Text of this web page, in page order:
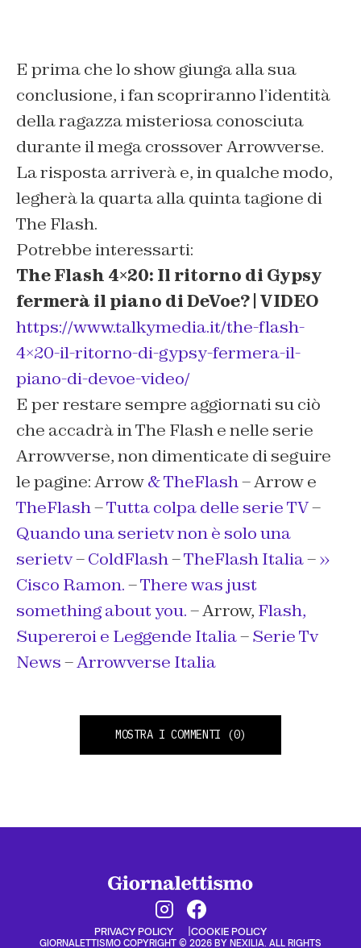
E prima che lo show giunga alla sua
conclusione, i fan scopriranno l’identità
della ragazza misteriosa conosciuta
durante il mega crossover Arrowverse.
La risposta arriverà e, in qualche modo,
legherà la quarta alla quinta tagione di
The Flash.
Potrebbe interessarti:
The Flash 4×20: Il ritorno di Gypsy
fermerà il piano di DeVoe? | VIDEO
https://www.talkymedia.it/the-flash-
4×20-il-ritorno-di-gypsy-fermera-il-
piano-di-devoe-video/
E per restare sempre aggiornati su ciò
che accadrà in The Flash e nelle serie
Arrowverse, non dimenticate di seguire
le pagine: Arrow& TheFlash– Arrow e
TheFlash–Tutta colpa delle serie TV–
Quando una serietv non è solo una
serietv–ColdFlash–TheFlash Italia–»
Cisco Ramon.–There was just
something about you.– Arrow, Flash,
Supereroi e Leggende Italia–Serie Tv
News–Arrowverse Italia
MOSTRA I COMMENTI (0)
PRIVACY POLICY COOKIE POLICY
GIORNALETTISMO COPYRIGHT © 2026 BY NEXILIA. ALL RIGHTS